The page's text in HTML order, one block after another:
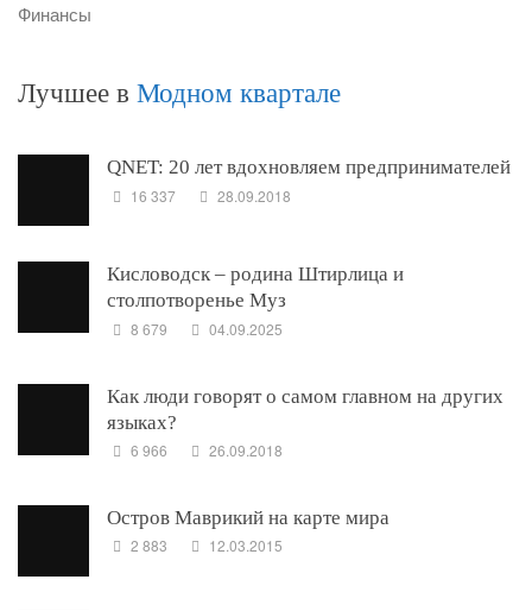
Финансы
Лучшее в Модном квартале
QNET: 20 лет вдохновляем предпринимателей
16 337 28.09.2018
Кисловодск – родина Штирлица и
столпотворенье Муз
8 679 04.09.2025
Как люди говорят о самом главном на других
языках?
6 966 26.09.2018
Остров Маврикий на карте мира
2 883 12.03.2015